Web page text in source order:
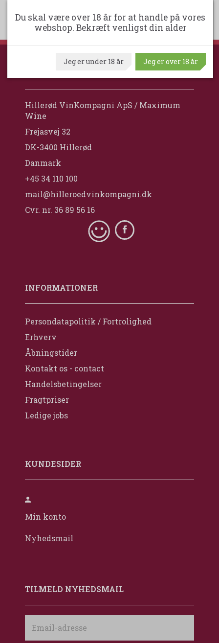
Hillerød VinKompagni ApS / Maximum
Wine
Frejasvej 32
DK-3400 Hillerød
Danmark
+45 34 110 100
mail@hilleroedvinkompagni.dk
Cvr. nr. 36 89 56 16
INFORMATIONER
Persondatapolitik / Fortrolighed
Erhverv
Åbningstider
Kontakt os - contact
Handelsbetingelser
Fragtpriser
Ledige jobs
KUNDESIDER
Min konto
Nyhedsmail
TILMELD NYHEDSMAIL
adresse
Du skal være over 18 år for at handle på vores
webshop. Bekræft venligst din alder
Jeg er under 18 år Jeg er over 18 år